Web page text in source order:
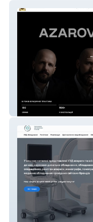
AZAROV LAW OFFICE